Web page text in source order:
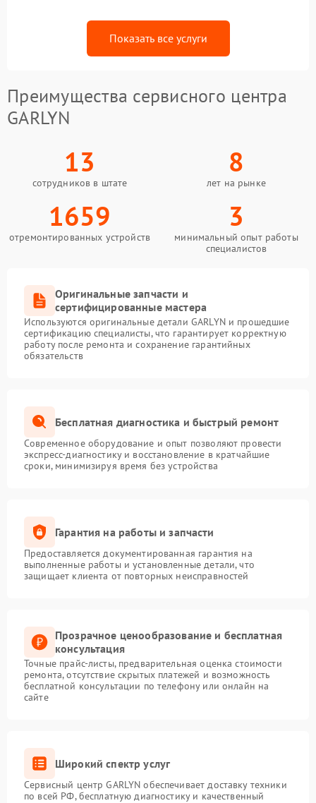
Показать все услуги
Преимущества сервисного центра
GARLYN
13
сотрудников в штате
8
лет на рынке
1659
отремонтированных устройств
3
минимальный опыт работы
специалистов
Оригинальные запчасти и
сертифицированные мастера
Используются оригинальные детали GARLYN и прошедшие
сертификацию специалисты, что гарантирует корректную
работу после ремонта и сохранение гарантийных
обязательств
Бесплатная диагностика и быстрый ремонт
Современное оборудование и опыт позволяют провести
экспресс-диагностику и восстановление в кратчайшие
сроки, минимизируя время без устройства
Гарантия на работы и запчасти
Предоставляется документированная гарантия на
выполненные работы и установленные детали, что
защищает клиента от повторных неисправностей
Прозрачное ценообразование и бесплатная
консультация
Точные прайс-листы, предварительная оценка стоимости
ремонта, отсутствие скрытых платежей и возможность
бесплатной консультации по телефону или онлайн на
сайте
Широкий спектр услуг
Сервисный центр GARLYN обеспечивает доставку техники
по всей РФ, бесплатную диагностику и качественный